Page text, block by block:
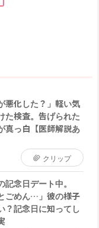
悪化した？」軽い気
た検査。告げられた
真っ白【医師解説あ
クリップ
記念日デート中。
ごめん…」彼の様子
？記念日に知ってし